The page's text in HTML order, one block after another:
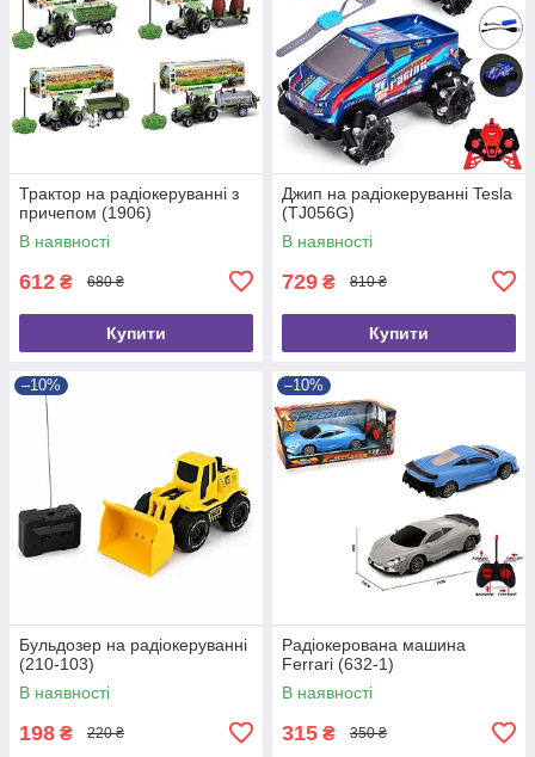
Трактор на радіокеруванні з
причепом (1906)
В наявності
612 ₴ 680 ₴
Купити
Джип на радіокеруванні Tesla
(TJ056G)
В наявності
729 ₴ 810 ₴
Купити
–10%
Бульдозер на радіокеруванні
(210-103)
В наявності
198 ₴ 220 ₴
–10%
Радіокерована машина
Ferrari (632-1)
В наявності
315 ₴ 350 ₴